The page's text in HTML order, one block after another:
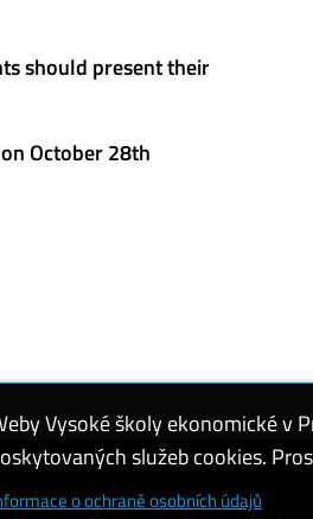
should present their
October 28th
Vysoké školy ekonomické v
služeb cookies.
o ochraně osobních údajů